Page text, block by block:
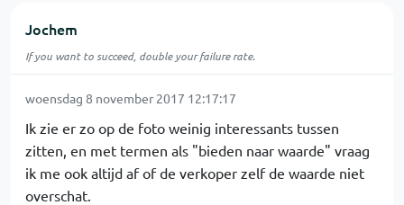
Jochem
If you want to succeed, double your failure rate.
woensdag 8 november 2017 12:17:17
Ik zie er zo op de foto weinig interessants tussen
zitten, en met termen als "bieden naar waarde" vraag
ik me ook altijd af of de verkoper zelf de waarde niet
overschat.